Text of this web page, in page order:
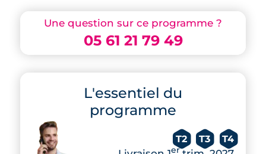
Une question sur ce programme ?
05 61 21 79 49
L'essentiel du
programme
T2 T3 T4
er